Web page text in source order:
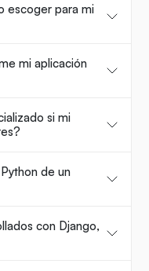
escoger para mi
mi aplicación
si mi
de un
con Django,